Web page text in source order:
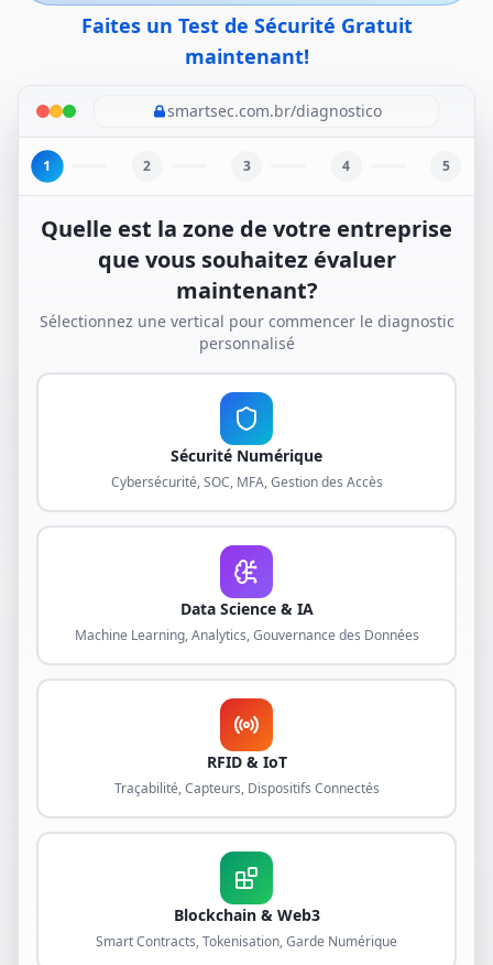
Faites un Test de Sécurité Gratuit
maintenant!
smartsec.com.br/diagnostico
1 2 3 4 5
Quelle est la zone de votre entreprise
que vous souhaitez évaluer
maintenant?
Sélectionnez une vertical pour commencer le diagnostic
personnalisé
Sécurité Numérique
Cybersécurité, SOC, MFA, Gestion des Accès
Data Science & IA
Machine Learning, Analytics, Gouvernance des Données
RFID & IoT
Traçabilité, Capteurs, Dispositifs Connectés
Blockchain & Web3
Smart Contracts, Tokenisation, Garde Numérique